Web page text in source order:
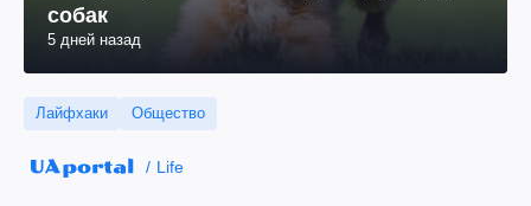
собак
5 дней назад
Лайфхаки Общество
Life